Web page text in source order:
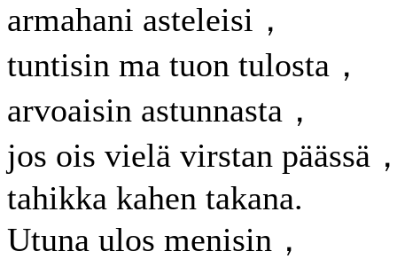
armahani asteleisi，
tuntisin ma tuon tulosta，
arvoaisin astunnasta，
jos ois vielä virstan päässä
tahikka kahen takana.
Utuna ulos menisin，